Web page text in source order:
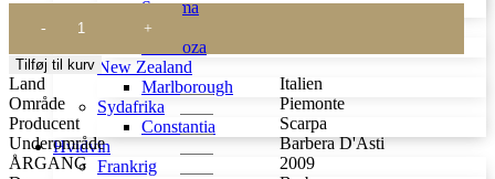
Sonoma
Argentina
Mendoza
New Zealand
Marlborough
Sydafrika
Constantia
Hvidvin
Frankrig
Bogliona
2009
Barbera
D'Asti
Superiore
antal
Tilføj til kurv
Land
Italien
Område
Piemonte
Producent
Scarpa
Underområde
Barbera D'Asti
ÅRGANG
2009